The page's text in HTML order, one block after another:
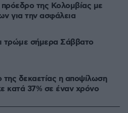
της Κολομβίας με
για την ασφάλεια
τρώμε σήμερα Σάββατο
της δεκαετίας η αποψίλωση
κατά 37% σε έναν χρόνο